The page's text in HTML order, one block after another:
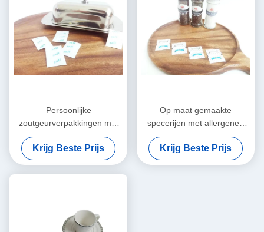
Persoonlijke
zoutgeurverpakkingen met
een houdbaarheid van 18
maanden / Meer
Krijg Beste Prijs
Op maat gemaakte
specerijen met allergenen
van zuivelproducten / zwarte
peper
Krijg Beste Prijs